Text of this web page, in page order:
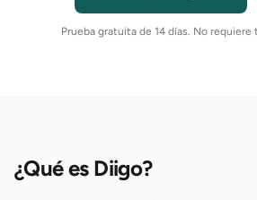
Prueba gratuita de 14 días. No
¿Qué es Diigo?